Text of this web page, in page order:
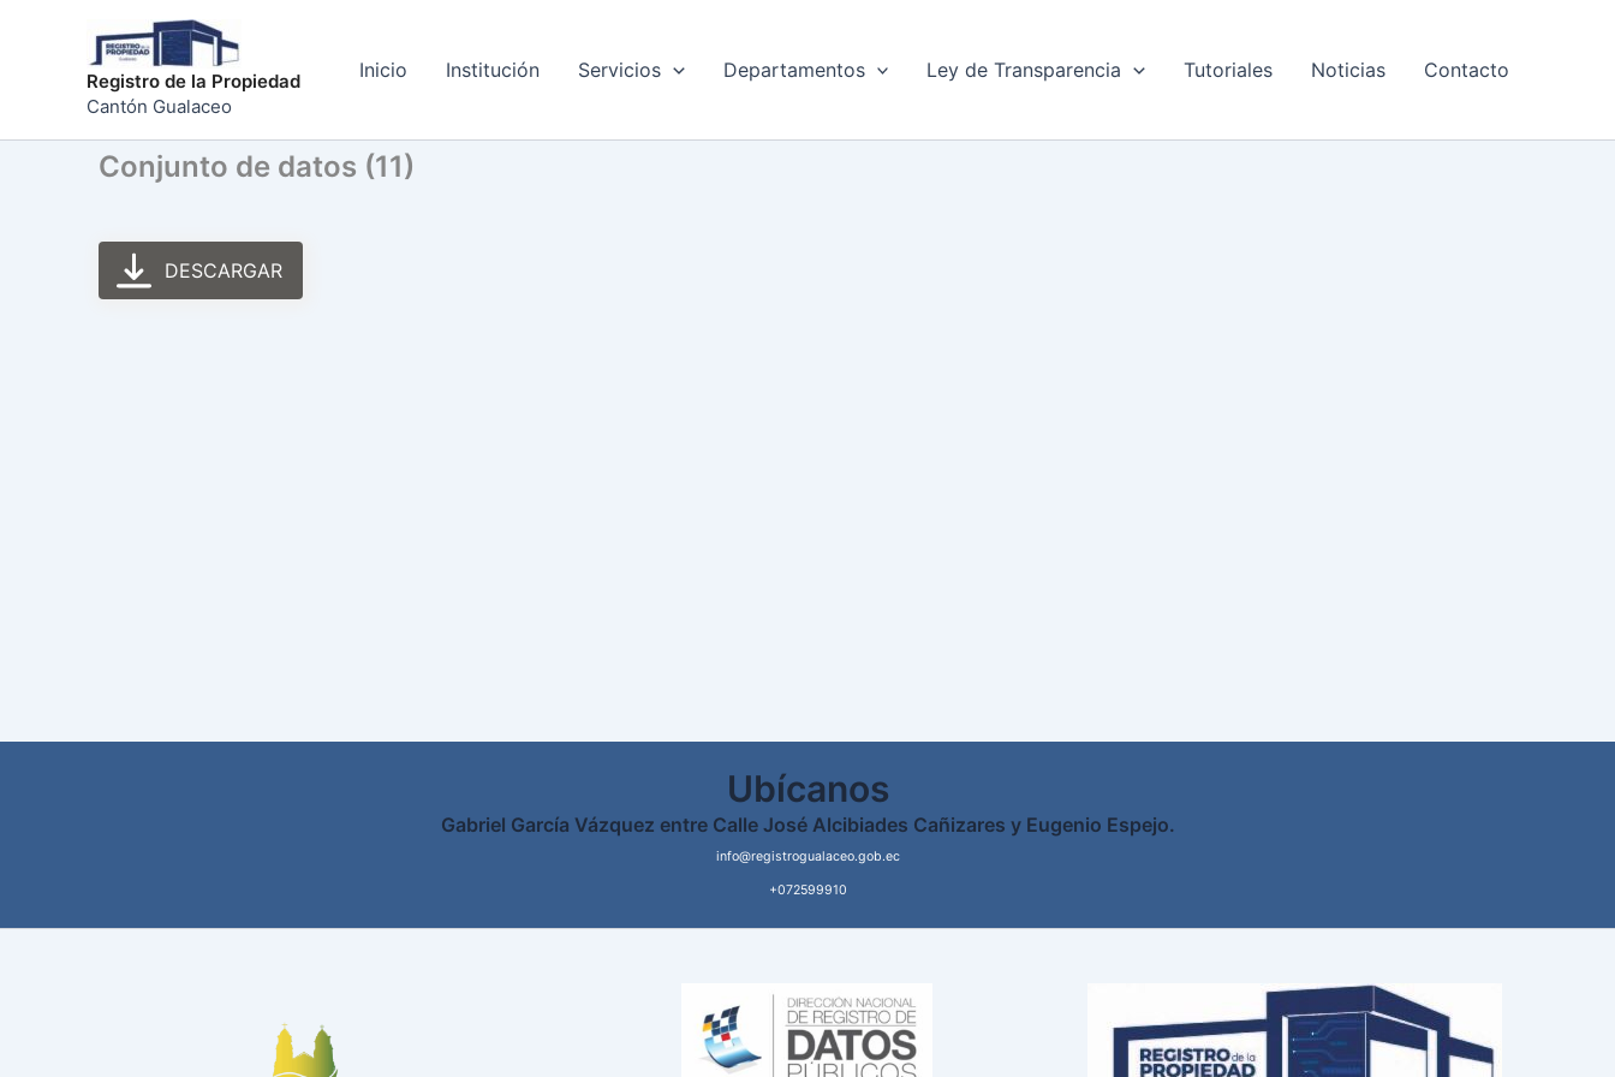
contenidoRegistro de la Propiedad
Cantón Gualaceo
Inicio Institución Servicios Departamentos Ley de Transparencia Tutoriales Noticias Contacto
Conjunto de datos (11)
DESCARGAR
Ubícanos
Gabriel García Vázquez entre Calle José Alcibiades Cañizares y Eugenio Espejo.
info@registrogualaceo.gob.ec
+072599910